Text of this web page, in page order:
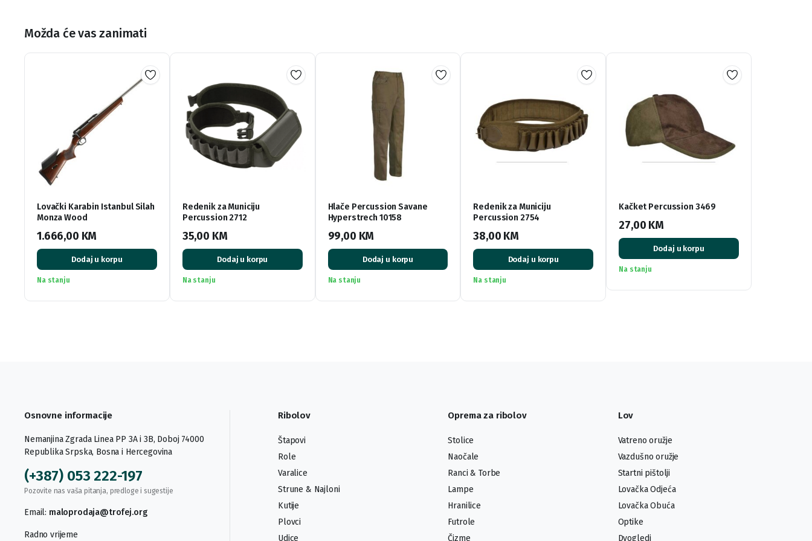
Možda će vas zanimati
Lovački Karabin Istanbul Silah
Monza Wood
1.666,00 KM
Dodaj u korpu
Na stanju
Redenik za Municiju
Percussion 2712
35,00 KM
Dodaj u korpu
Na stanju
Hlače Percussion Savane
Hyperstrech 10158
99,00 KM
Dodaj u korpu
Na stanju
Redenik za Municiju
Percussion 2754
38,00 KM
Dodaj u korpu
Na stanju
Kačket Percussion 3469
27,00 KM
Dodaj u korpu
Na stanju
Osnovne informacije
Nemanjina Zgrada Linea PP 3A i 3B, Doboj 74000
Republika Srpska, Bosna i Hercegovina
(+387) 053 222-197
Pozovite nas vaša pitanja, predloge i sugestije
Email: maloprodaja@trofej.org
Radno vrijeme
Ribolov
Štapovi
Role
Varalice
Strune & Najloni
Kutije
Plovci
Udice
Oprema za ribolov
Stolice
Naočale
Ranci & Torbe
Lampe
Hranilice
Futrole
Čizme
Lov
Vatreno oružje
Vazdušno oružje
Startni pištolji
Lovačka Odjeća
Lovačka Obuća
Optike
Dvogledi